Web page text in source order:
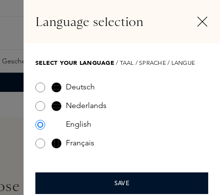
Samples Skins Exclusives Skins Boxen
Extrait de Parfum
Language selection
SELECT YOUR LANGUAGE / TAAL / SPRACHE / LANGUE
Deutsch
Nederlands
English
Français
SAVE